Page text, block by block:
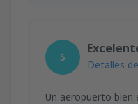
5
Detalles
Un aeropuerto bien